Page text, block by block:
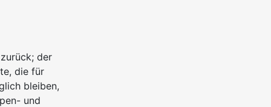
der
die für
bleiben,
und